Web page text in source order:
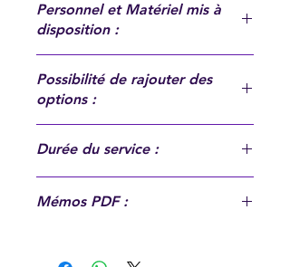
Personnel et Matériel mis à
disposition :
produits.
Possibilité de rajouter des
options :
Durée du service :
d'installation et de rangement, voir
Mémos PDF :